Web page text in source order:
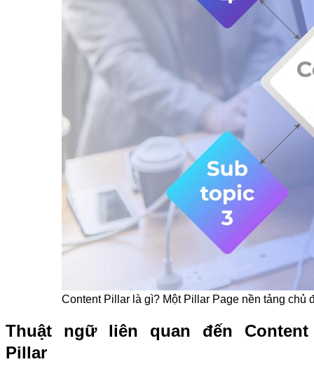
Content Pillar là gì? Một Pillar Page nền tảng chủ
Thuật ngữ liên quan đến Content
Pillar